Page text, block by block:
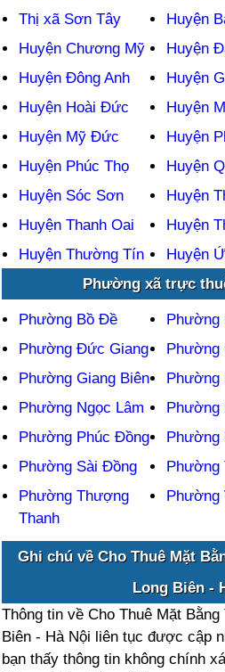
Thị xã Sơn Tây
Huyện
Huyện Chương Mỹ
Huyện
Huyện Đông Anh
Huyện
Huyện Hoài Đức
Huyện
Huyện Mỹ Đức
Huyện
Huyện Phúc Thọ
Huyện
Huyện Sóc Sơn
Huyện
Huyện Thanh Oai
Huyện
Huyện Thường Tín
Huyện
Phường xã trực
Phường Bồ Đề
Phường
Phường Đức Giang
Phường
Phường Giang Biên
Phường
Phường Ngọc Lâm
Phường
Phường Phúc Đồng
Phường
Phường Sài Đồng
Phường
Phường Thượng
Thanh
Phường
Ghi chú về Cho Thuê Mặt
Long Biên -
Thông tin về Cho Thuê Mặt
Biên - Hà Nội liên tục được cập
bạn thấy thông tin không chính